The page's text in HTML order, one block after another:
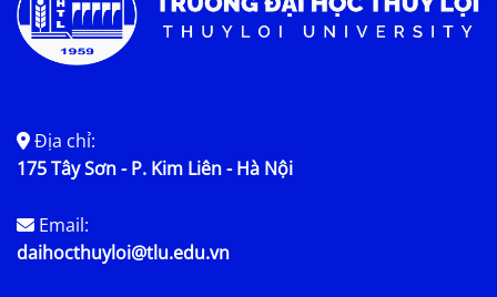
Địa chỉ:
175 Tây Sơn - P. Kim Liên - Hà Nội
Email:
daihocthuyloi@tlu.edu.vn